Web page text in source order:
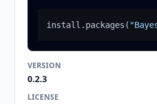
install.packages (
VERSION
0.2.3
LICENSE